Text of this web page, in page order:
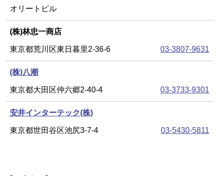
オリートビル
(株)林忠一商店
東京都荒川区東日暮里2-36-6 03-3807-9631
(株)八潮
東京都大田区仲六郷2-40-4 03-3733-9301
安井インターテック(株)
東京都世田谷区池尻3-7-4 03-5430-5811